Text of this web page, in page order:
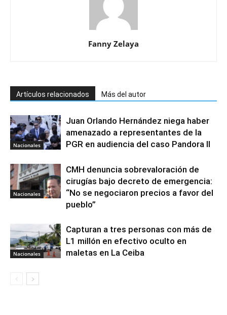
Fanny Zelaya
Artículos relacionados Más del autor
Nacionales
Juan Orlando Hernández niega haber
amenazado a representantes de la
PGR en audiencia del caso Pandora II
Nacionales
CMH denuncia sobrevaloración de
cirugías bajo decreto de emergencia:
“No se negociaron precios a favor del
pueblo”
Nacionales
Capturan a tres personas con más de
L1 millón en efectivo oculto en
maletas en La Ceiba